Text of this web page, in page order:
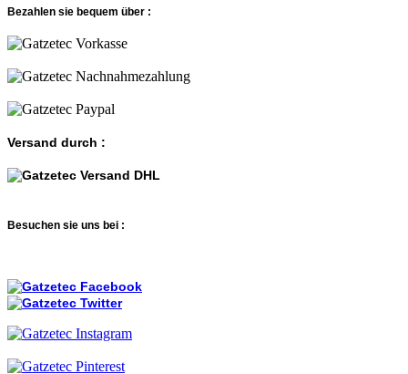
Bezahlen sie bequem über :
Versand durch :
Besuchen sie uns bei :